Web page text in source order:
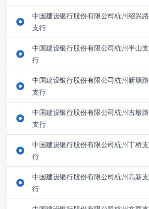
中国建设银行股份有限公司杭州绍兴路
支行
中国建设银行股份有限公司杭州半山支
行
中国建设银行股份有限公司杭州新塘路
支行
中国建设银行股份有限公司杭州古墩路
支行
中国建设银行股份有限公司杭州丁桥支
行
中国建设银行股份有限公司杭州高新支
行